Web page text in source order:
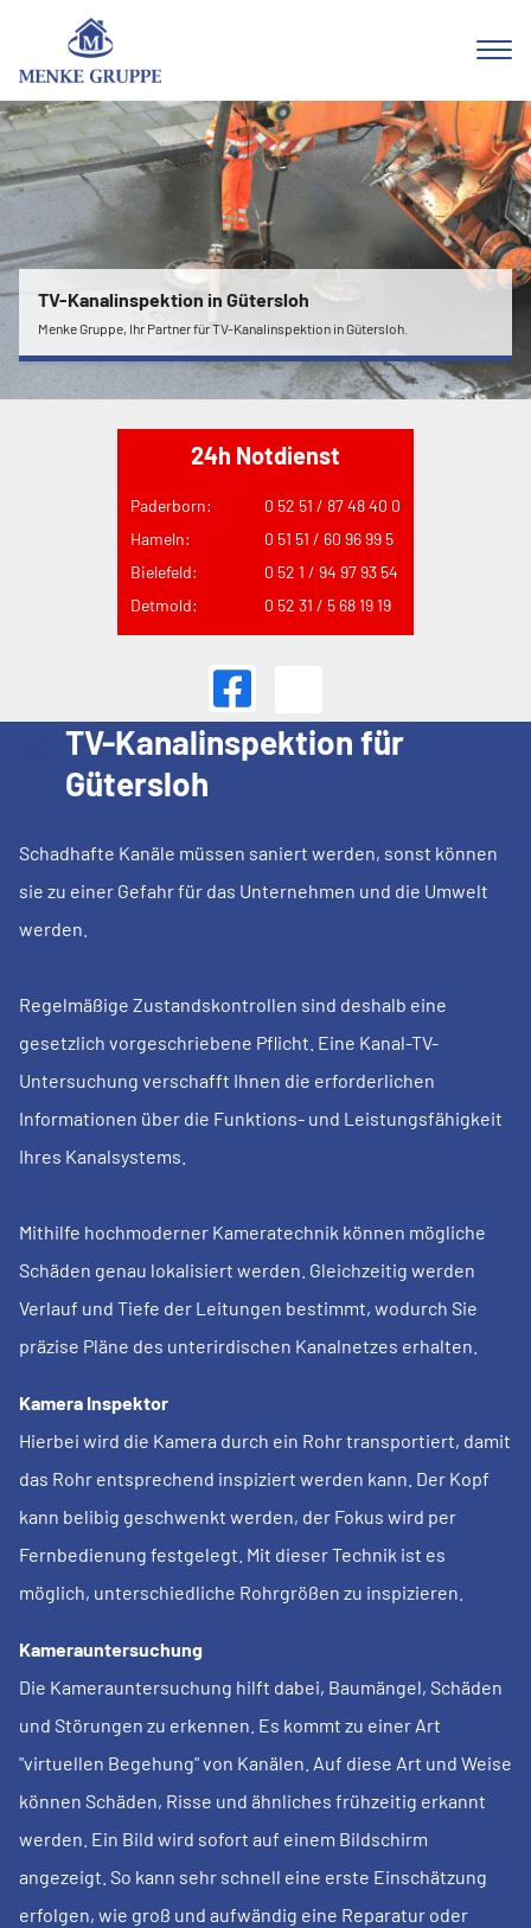
TV-Kanalinspektion in Gütersloh
Menke Gruppe, Ihr Partner für TV-Kanalinspektion in Gütersloh.
24h Notdienst
Paderborn:
Hameln:
Bielefeld:
Detmold:
0 52 51 / 87 48 40 0
0 51 51 / 60 96 99 5
0 52 1 / 94 97 93 54
0 52 31 / 5 68 19 19
TV-Kanalinspektion für
Gütersloh
Schadhafte Kanäle müssen saniert werden, sonst können
sie zu einer Gefahr für das Unternehmen und die Umwelt
werden.
Regelmäßige Zustandskontrollen sind deshalb eine
gesetzlich vorgeschriebene Pflicht. Eine Kanal-TV-
Untersuchung verschafft Ihnen die erforderlichen
Informationen über die Funktions- und Leistungsfähigkeit
Ihres Kanalsystems.
Mithilfe hochmoderner Kameratechnik können mögliche
Schäden genau lokalisiert werden. Gleichzeitig werden
Verlauf und Tiefe der Leitungen bestimmt, wodurch Sie
präzise Pläne des unterirdischen Kanalnetzes erhalten.
Kamera Inspektor
Hierbei wird die Kamera durch ein Rohr transportiert, damit
das Rohr entsprechend inspiziert werden kann. Der Kopf
kann belibig geschwenkt werden, der Fokus wird per
Fernbedienung festgelegt. Mit dieser Technik ist es
möglich, unterschiedliche Rohrgrößen zu inspizieren.
Kamerauntersuchung
Die Kamerauntersuchung hilft dabei, Baumängel, Schäden
und Störungen zu erkennen. Es kommt zu einer Art
"virtuellen Begehung" von Kanälen. Auf diese Art und Weise
können Schäden, Risse und ähnliches frühzeitig erkannt
werden. Ein Bild wird sofort auf einem Bildschirm
angezeigt. So kann sehr schnell eine erste Einschätzung
erfolgen, wie groß und aufwändig eine Reparatur oder